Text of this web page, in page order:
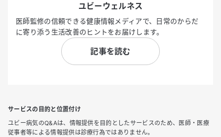
ユビーウェルネス
医師監修の信頼できる健康情報メディアで、日常のからだ
に寄り添う生活改善のヒントをお届けします。
記事を読む
サービスの目的と位置付け
ユビー病気のQ&Aは、情報提供を目的としたサービスのため、医師・医療
従事者等による情報提供は診療行為ではありません。